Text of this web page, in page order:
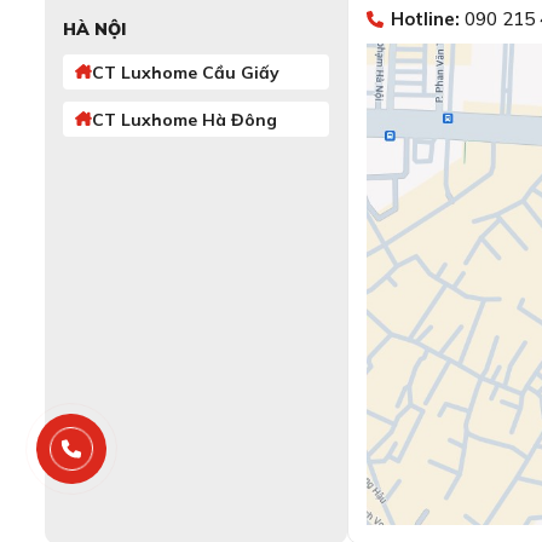
HÀ NỘI
CT Luxhome Cầu Giấy
CT Luxhome Hà Đông
Hotline: 090 215